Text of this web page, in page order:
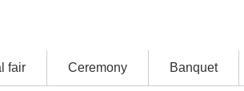
fair Ceremony Banquet